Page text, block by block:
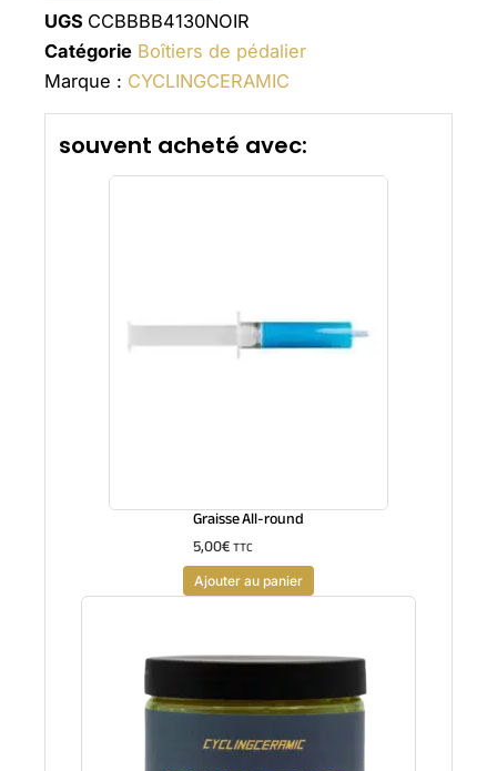
UGS CCBBBB4130NOIR
Catégorie Boîtiers de pédalier
Marque : CYCLINGCERAMIC
souvent acheté avec:
Graisse All-round
5,00€TTC
Ajouter au panier